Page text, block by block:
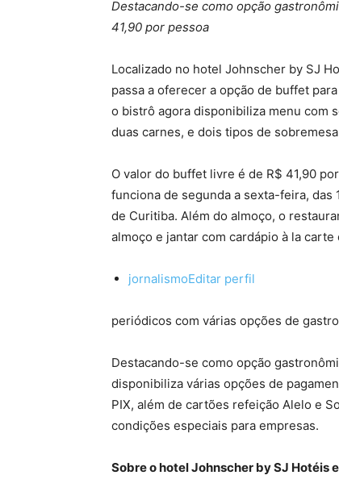
Destacando-se como opção
41,90 por pessoa
Localizado no hotel Johnscher by SJ
passa a oferecer a opção de buffet
o bistrô agora disponibiliza menu com
duas carnes, e dois tipos de
O valor do buffet livre é de R$ 41,90
funciona de segunda a sexta-feira, das
de Curitiba. Além do almoço, o
almoço e jantar com cardápio à la
jornalismoEditar perfil
periódicos com várias opções de
Destacando-se como opção
disponibiliza várias opções de
PIX, além de cartões refeição Alelo e
condições especiais para empresas.
Sobre o hotel Johnscher by SJ Hotéis